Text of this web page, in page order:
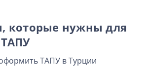
которые нужны для
ТАПУ в Турции